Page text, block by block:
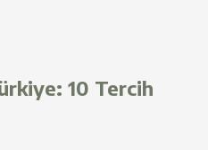
10 Tercih